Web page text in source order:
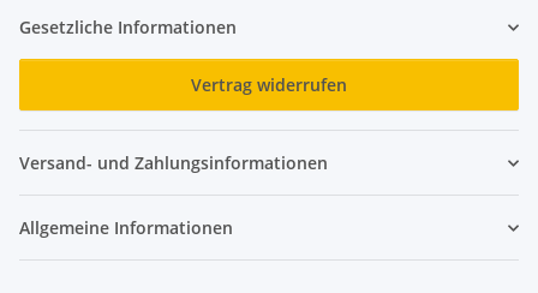
Gesetzliche Informationen
Vertrag widerrufen
Versand- und Zahlungsinformationen
Allgemeine Informationen